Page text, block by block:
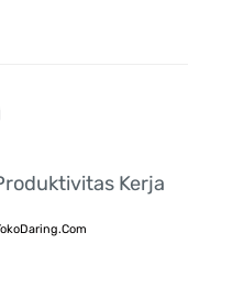
Kerja